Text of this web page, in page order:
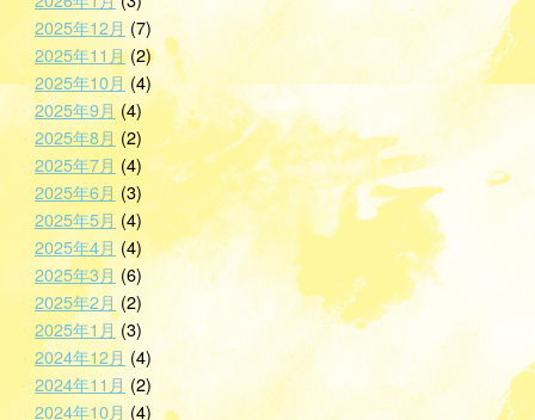
2025年12月(7)
2025年11月(2)
2025年10月(4)
2025年9月(4)
2025年8月 (2)
2025年7月 (4)
2025年6月 (3)
2025年5月(4)
2025年4月(4)
2025年3月 (6)
2025年2月 (2)
2025年1月(3)
2024年12月 (4)
2024年11月 (2)
2024年10月 (4)